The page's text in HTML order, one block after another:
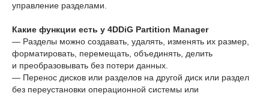
управление разделами.
Какие функции есть у 4DDiG Partition Manager
— Разделы можно создавать, удалять, изменять их размер,
форматировать, перемещать, объединять, делить
и преобразовывать без потери данных.
— Перенос дисков или разделов на другой диск или раздел
без переустановки операционной системы или